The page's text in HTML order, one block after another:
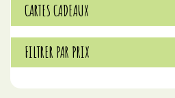
CARTES CADEAUX
FILTRER PAR PRIX